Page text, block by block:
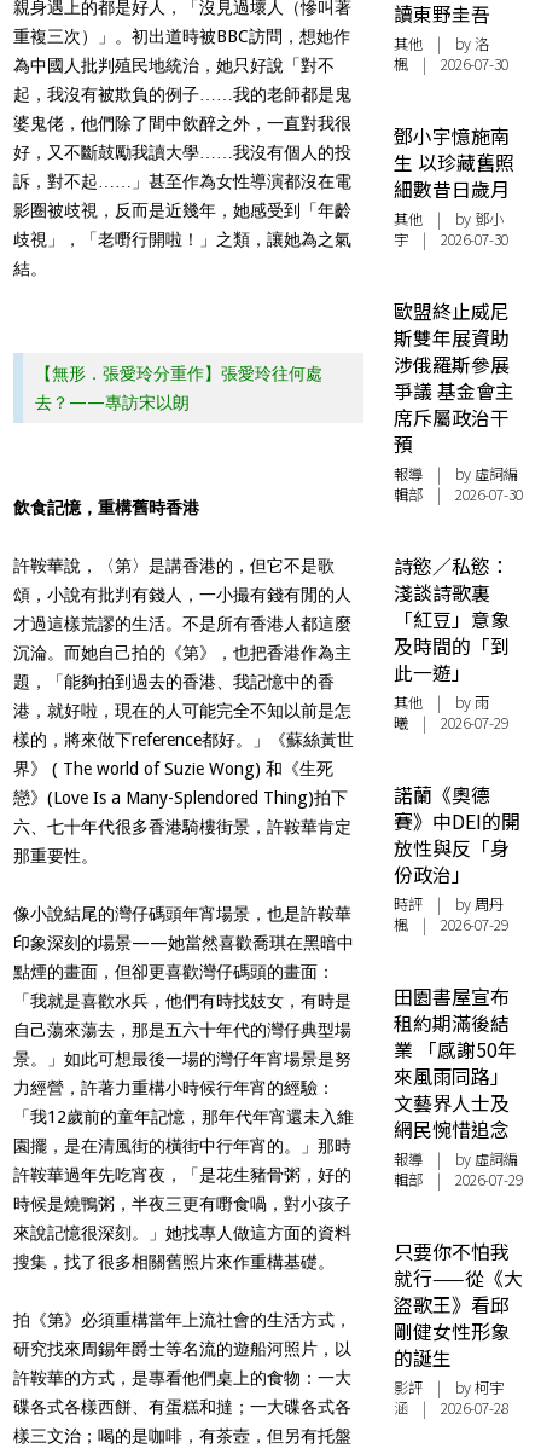
親身遇上的都是好人，「沒見過壞人（慘叫著
重複三次）」。初出道時被BBC訪問，想她作
為中國人批判殖民地統治，她只好說「對不
起，我沒有被欺負的例子……我的老師都是鬼
婆鬼佬，他們除了間中飲醉之外，一直對我很
好，又不斷鼓勵我讀大學……我沒有個人的投
訴，對不起……」甚至作為女性導演都沒在電
影圈被歧視，反而是近幾年，她感受到「年齡
歧視」，「老嘢行開啦！」之類，讓她為之氣
結。
【無形．張愛玲分重作】張愛玲往何處
去？——專訪宋以朗
飲食記憶，重構舊時香港
許鞍華說，〈第〉是講香港的，但它不是歌
頌，小說有批判有錢人，一小撮有錢有閒的人
才過這樣荒謬的生活。不是所有香港人都這麼
沉淪。而她自己拍的《第》，也把香港作為主
題，「能夠拍到過去的香港、我記憶中的香
港，就好啦，現在的人可能完全不知以前是怎
樣的，將來做下reference都好。」《蘇絲黃世
界》 ( The world of Suzie Wong) 和《生死
戀》(Love Is a Many-Splendored Thing)拍下
六、七十年代很多香港騎樓街景，許鞍華肯定
那重要性。
像小說結尾的灣仔碼頭年宵場景，也是許鞍華
印象深刻的場景——她當然喜歡喬琪在黑暗中
點煙的畫面，但卻更喜歡灣仔碼頭的畫面：
「我就是喜歡水兵，他們有時找妓女，有時是
自己蕩來蕩去，那是五六十年代的灣仔典型場
景。」如此可想最後一場的灣仔年宵場景是努
力經營，許著力重構小時候行年宵的經驗：
「我12歲前的童年記憶，那年代年宵還未入維
園擺，是在清風街的橫街中行年宵的。」那時
許鞍華過年先吃宵夜，「是花生豬骨粥，好的
時候是燒鴨粥，半夜三更有嘢食喎，對小孩子
來說記憶很深刻。」她找專人做這方面的資料
搜集，找了很多相關舊照片來作重構基礎。
拍《第》必須重構當年上流社會的生活方式，
研究找來周錫年爵士等名流的遊船河照片，以
許鞍華的方式，是專看他們桌上的食物：一大
碟各式各樣西餅、有蛋糕和撻；一大碟各式各
樣三文治；喝的是咖啡，有茶壼，但另有托盤
讀東野圭吾
其他 | by洛
楓 | 2026-07-30
鄧小宇憶施南
生 以珍藏舊照
細數昔日歲月
其他 | by 鄧小
宇 | 2026-07-30
歐盟終止威尼
斯雙年展資助
涉俄羅斯參展
爭議 基金會主
席斥屬政治干
預
報導 | by 虛詞編
輯部 | 2026-07-30
詩慾／私慾：
淺談詩歌裏
「紅豆」意象
及時間的「到
此一遊」
其他 | by 雨
曦 | 2026-07-29
諾蘭《奧德
賽》中DEI的開
放性與反「身
份政治」
時評 | by周丹
楓 | 2026-07-29
田園書屋宣布
租約期滿後結
業 「感謝50年
來風雨同路」
文藝界人士及
網民惋惜追念
報導 | by 虛詞編
輯部 | 2026-07-29
只要你不怕我
就行——從《大
盜歌王》看邱
剛健女性形象
的誕生
影評 | by 柯宇
涵 | 2026-07-28